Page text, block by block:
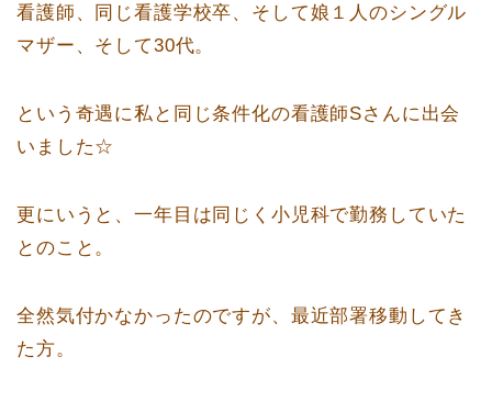
看護師、同じ看護学校卒、そして娘１人のシングル
マザー、そして30代。
という奇遇に私と同じ条件化の看護師Sさんに出会
いました☆
更にいうと、一年目は同じく小児科で勤務していた
とのこと。
全然気付かなかったのですが、最近部署移動してき
た方。